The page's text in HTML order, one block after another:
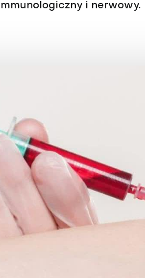
Choroby kobiecei nerwowy.